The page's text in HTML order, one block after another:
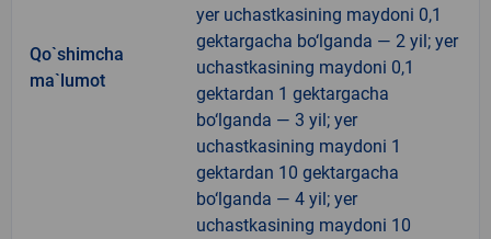
Qo`shimcha
ma`lumot
yer uchastkasining maydoni 0,1
gektargacha bo‘lganda — 2 yil; yer
uchastkasining maydoni 0,1
gektardan 1 gektargacha
bo‘lganda — 3 yil; yer
uchastkasining maydoni 1
gektardan 10 gektargacha
bo‘lganda — 4 yil; yer
uchastkasining maydoni 10